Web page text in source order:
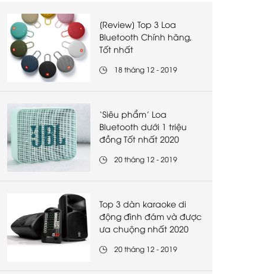
[Review] Top 3 Loa
Bluetooth Chính hãng,
Tốt nhất
18 tháng 12 - 2019
‘Siêu phẩm’ Loa
Bluetooth dưới 1 triệu
đồng Tốt nhất 2020
20 tháng 12 - 2019
Top 3 dàn karaoke di
động đình đám và được
ưa chuộng nhất 2020
20 tháng 12 - 2019